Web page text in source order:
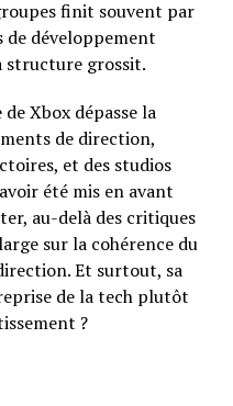
finit souvent par
développement
structure grossit.
Xbox dépasse la
de direction,
et des studios
été mis en avant
au-delà des critiques
sur la cohérence du
Et surtout, sa
de la tech plutôt
?